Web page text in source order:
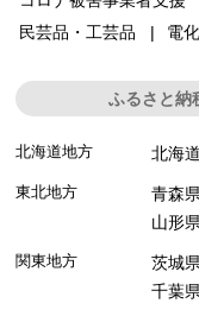
民芸品・工芸品
電
ふるさと納
北海道地方 北海道
東北地方 青森県
山形県
関東地方 茨城県
千葉県